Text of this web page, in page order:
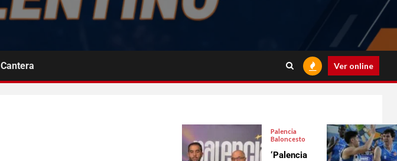
Cantera Ver online
Palencia
Baloncesto
‘Palencia